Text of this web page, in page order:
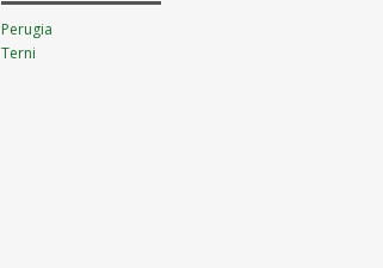
Vercelli
Perugia
Terni